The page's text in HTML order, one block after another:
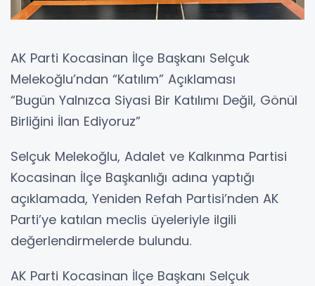
AK Parti Kocasinan İlçe Başkanı Selçuk
Melekoğlu’ndan “Katılım” Açıklaması
“Bugün Yalnızca Siyasi Bir Katılımı Değil, Gönül
Birliğini İlan Ediyoruz”
Selçuk Melekoğlu, Adalet ve Kalkınma Partisi
Kocasinan İlçe Başkanlığı adına yaptığı
açıklamada, Yeniden Refah Partisi’nden AK
Parti’ye katılan meclis üyeleriyle ilgili
değerlendirmelerde bulundu.
AK Parti Kocasinan İlçe Başkanı Selçuk